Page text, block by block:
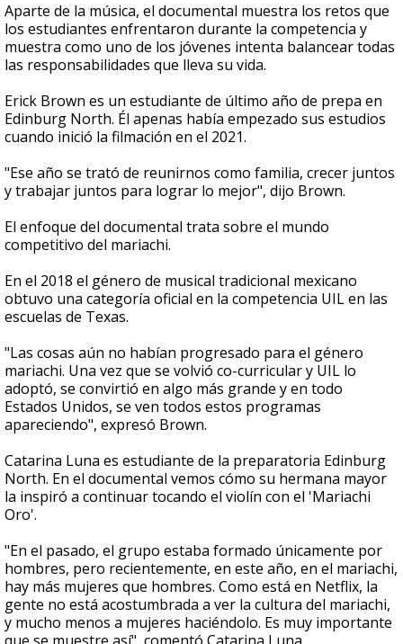
Aparte de la música, el documental muestra los retos que
los estudiantes enfrentaron durante la competencia y
muestra como uno de los jóvenes intenta balancear todas
las responsabilidades que lleva su vida.
Erick Brown es un estudiante de último año de prepa en
Edinburg North. Él apenas había empezado sus estudios
cuando inició la filmación en el 2021.
"Ese año se trató de reunirnos como familia, crecer juntos
y trabajar juntos para lograr lo mejor", dijo Brown.
El enfoque del documental trata sobre el mundo
competitivo del mariachi.
En el 2018 el género de musical tradicional mexicano
obtuvo una categoría oficial en la competencia UIL en las
escuelas de Texas.
"Las cosas aún no habían progresado para el género
mariachi. Una vez que se volvió co-curricular y UIL lo
adoptó, se convirtió en algo más grande y en todo
Estados Unidos, se ven todos estos programas
apareciendo", expresó Brown.
Catarina Luna es estudiante de la preparatoria Edinburg
North. En el documental vemos cómo su hermana mayor
la inspiró a continuar tocando el violín con el 'Mariachi
Oro'.
"En el pasado, el grupo estaba formado únicamente por
hombres, pero recientemente, en este año, en el mariachi,
hay más mujeres que hombres. Como está en Netflix, la
gente no está acostumbrada a ver la cultura del mariachi,
y mucho menos a mujeres haciéndolo. Es muy importante